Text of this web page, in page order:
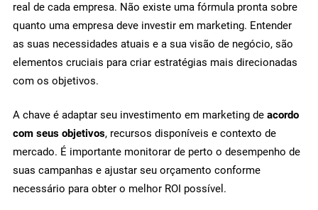
real de cada empresa. Não existe uma fórmula pronta sobre
quanto uma empresa deve investir em marketing. Entender
as suas necessidades atuais e a sua visão de negócio, são
elementos cruciais para criar estratégias mais direcionadas
com os objetivos.
A chave é adaptar seu investimento em marketing de acordo
com seus objetivos, recursos disponíveis e contexto de
mercado. É importante monitorar de perto o desempenho de
suas campanhas e ajustar seu orçamento conforme
necessário para obter o melhor ROI possível.